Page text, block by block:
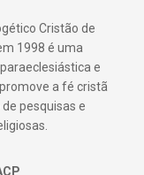
Cristão de
1998 é uma
e
a fé cristã
pesquisas e